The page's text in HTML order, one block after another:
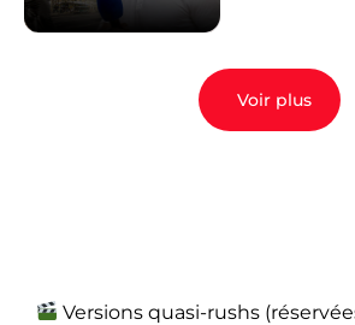
Voir plus
Versions quasi-rushs